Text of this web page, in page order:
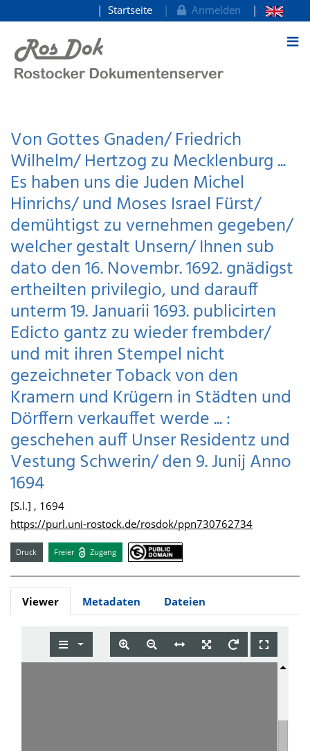
zum Inhalt
Startseite Anmelden
Von Gottes Gnaden/ Friedrich
Wilhelm/ Hertzog zu Mecklenburg ...
Es haben uns die Juden Michel
Hinrichs/ und Moses Israel Fürst/
demühtigst zu vernehmen gegeben/
welcher gestalt Unsern/ Ihnen sub
dato den 16. Novembr. 1692. gnädigst
ertheilten privilegio, und darauff
unterm 19. Januarii 1693. publicirten
Edicto gantz zu wieder frembder/
und mit ihren Stempel nicht
gezeichneter Toback von den
Kramern und Krügern in Städten und
Dörffern verkauffet werde ... :
geschehen auff Unser Residentz und
Vestung Schwerin/ den 9. Junij Anno
1694
[S.l.] , 1694
https://purl.uni-rostock.de/rosdok/ppn730762734
Druck Freier Zugang
Viewer Metadaten Dateien